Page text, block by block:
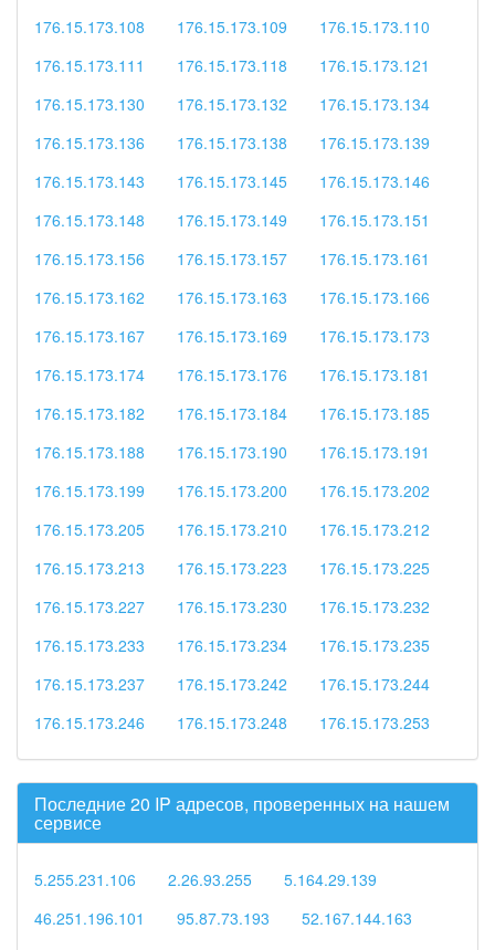
176.15.173.108
176.15.173.109
176.15.173.110
176.15.173.111
176.15.173.118
176.15.173.121
176.15.173.130
176.15.173.132
176.15.173.134
176.15.173.136
176.15.173.138
176.15.173.139
176.15.173.143
176.15.173.145
176.15.173.146
176.15.173.148
176.15.173.149
176.15.173.151
176.15.173.156
176.15.173.157
176.15.173.161
176.15.173.162
176.15.173.163
176.15.173.166
176.15.173.167
176.15.173.169
176.15.173.173
176.15.173.174
176.15.173.176
176.15.173.181
176.15.173.182
176.15.173.184
176.15.173.185
176.15.173.188
176.15.173.190
176.15.173.191
176.15.173.199
176.15.173.200
176.15.173.202
176.15.173.205
176.15.173.210
176.15.173.212
176.15.173.213
176.15.173.223
176.15.173.225
176.15.173.227
176.15.173.230
176.15.173.232
176.15.173.233
176.15.173.234
176.15.173.235
176.15.173.237
176.15.173.242
176.15.173.244
176.15.173.246
176.15.173.248 176.15.173.253
Последние 20 IP адресов, проверенных на нашем
сервисе
5.255.231.106 2.26.93.255
5.164.29.139
46.251.196.101
95.87.73.193
52.167.144.163